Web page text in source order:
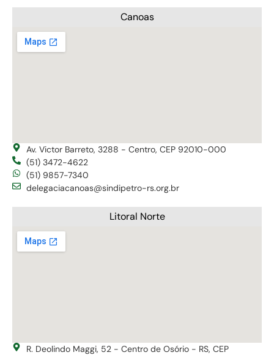
Canoas
Av. Victor Barreto, 3288 - Centro, CEP 92010-000
(51) 3472-4622
(51) 9857-7340
delegaciacanoas@sindipetro-rs.org.br
Litoral Norte
R. Deolindo Maggi, 52 - Centro de Osório - RS, CEP